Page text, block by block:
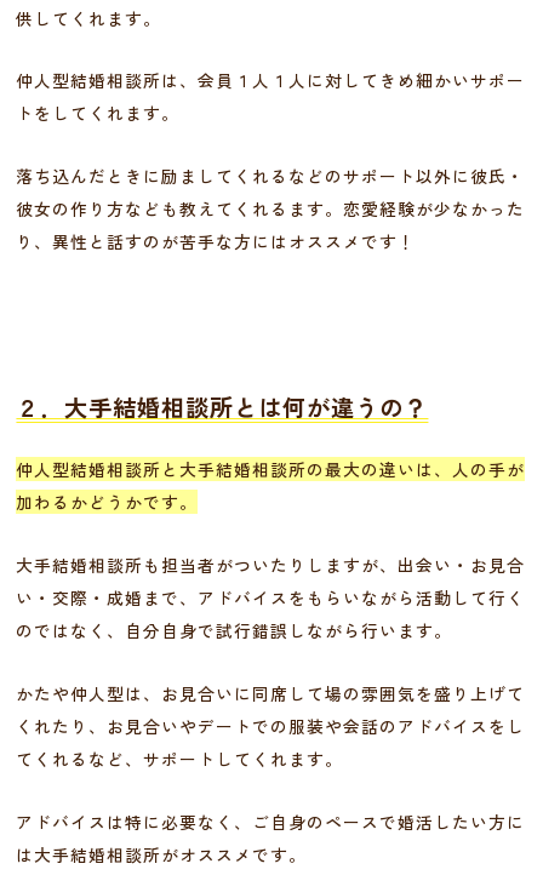
供してくれます。
仲人型結婚相談所は、会員１人１人に対してきめ細かいサポー
トをしてくれます。
落ち込んだときに励ましてくれるなどのサポート以外に彼氏・
彼女の作り方なども教えてくれるます。恋愛経験が少なかった
り、異性と話すのが苦手な方にはオススメです！
２．大手結婚相談所とは何が違うの？
仲人型結婚相談所と大手結婚相談所の最大の違いは、人の手が
加わるかどうかです。
大手結婚相談所も担当者がついたりしますが、出会い・お見合
い・交際・成婚まで、アドバイスをもらいながら活動して行く
のではなく、自分自身で試行錯誤しながら行います。
かたや仲人型は、お見合いに同席して場の雰囲気を盛り上げて
くれたり、お見合いやデートでの服装や会話のアドバイスをし
てくれるなど、サポートしてくれます。
アドバイスは特に必要なく、ご自身のペースで婚活したい方に
は大手結婚相談所がオススメです。